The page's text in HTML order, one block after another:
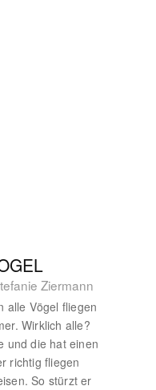
Ziermann
alle Vögel fliegen
Wirklich alle?
und die hat einen
richtig fliegen
So stürzt er